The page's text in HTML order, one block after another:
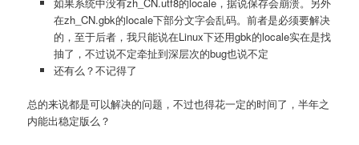
在zh_CN.gbk的locale下部分文字会乱码。前者是必须要解决
的，至于后者，我只能说在Linux下还用gbk的locale实在是找
抽了，不过说不定牵扯到深层次的bug也说不定
还有么？不记得了
总的来说都是可以解决的问题，不过也得花一定的时间了，半年之
内能出稳定版么？